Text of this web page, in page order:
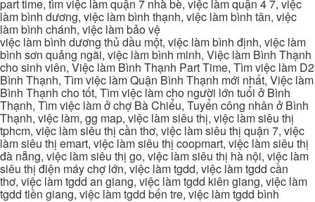
part time, tìm việc làm quận 7 nhà bè, việc làm quận 4 7, việc
làm bình dương, việc làm bình thạnh, việc làm bình tân, việc
làm bình chánh, việc làm bảo vệ
việc làm bình dương thủ dầu một, việc làm bình định, việc làm
bình sơn quảng ngãi, việc làm bình minh, Việc làm Bình Thạnh
cho sinh viên, Việc làm Bình Thạnh Part Time, Tìm việc làm D2
Bình Thạnh, Tìm việc làm Quận Bình Thạnh mới nhất, Việc làm
Bình Thạnh cho tốt, Tìm việc làm cho người lớn tuổi ở Bình
Thạnh, Tìm việc làm ở chợ Bà Chiểu, Tuyển công nhân ở Bình
Thạnh, việc làm, gg map, việc làm siêu thị, việc làm siêu thị
tphcm, việc làm siêu thị cần thơ, việc làm siêu thị quận 7, việc
làm siêu thị emart, việc làm siêu thị coopmart, việc làm siêu thị
đà nẵng, việc làm siêu thị go, việc làm siêu thị hà nội, việc làm
siêu thị điện máy chợ lớn, việc làm tgdd, việc làm tgdd cần
thơ, việc làm tgdd an giang, việc làm tgdd kiên giang, việc làm
tgdd tiền giang, việc làm tgdd bến tre, việc làm tgdd bình